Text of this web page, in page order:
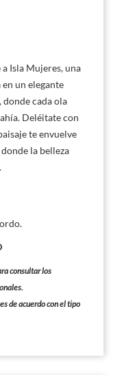
Isla Mujeres, una
un elegante
donde cada ola
Deléitate con
te envuelve
la belleza
consultar los
de acuerdo con el tipo